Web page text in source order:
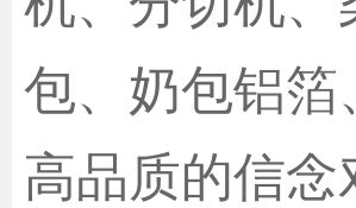
包、奶包铝箔
高品质的信